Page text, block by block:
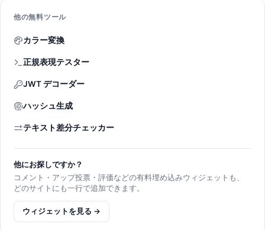
他の無料ツール
カラー変換
正規表現テスター
JWT デコーダー
ハッシュ生成
テキスト差分チェッカー
他にお探しですか？
コメント・アップ投票・評価などの有料埋め込みウィジェットも、
どのサイトにも一行で追加できます。
ウィジェットを見る →